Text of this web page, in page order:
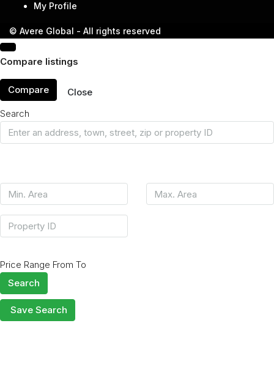
My Profile
© Avere Global - All rights reserved
Compare listings
Compare
Close
Search
Price Range From To
Search
Save Search